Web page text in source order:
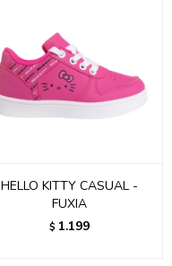
HELLO KITTY CASUAL -
FUXIA
$ 1.199